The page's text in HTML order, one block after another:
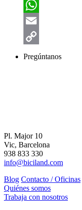
Twitter
WhatsApp
Email
Copy
Pregúntanos
Pl. Major 10
Vic, Barcelona
938 833 330
info@biciland.com
Blog Contacto / Oficinas
Quiénes somos
Trabaja con nosotros